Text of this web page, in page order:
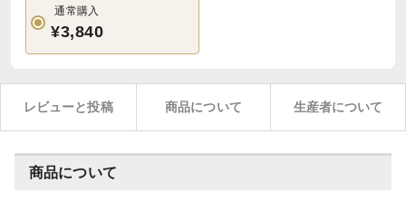
通常購入
¥3,840
レビューと投稿 商品について 生産者について
商品について